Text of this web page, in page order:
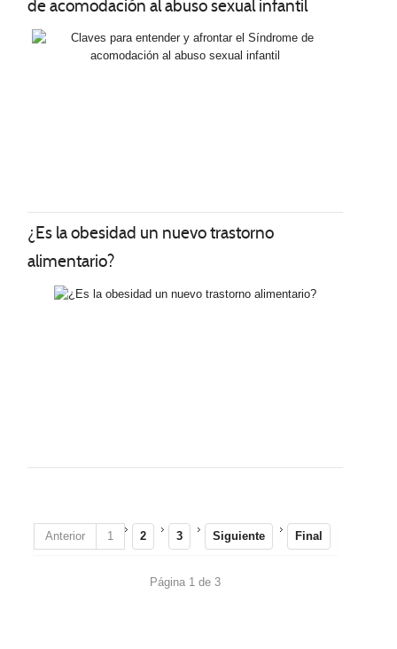
de acomodación al abuso sexual infantil
¿Es la obesidad un nuevo trastorno
alimentario?
Anterior 1 2 3 Siguiente Final
Página 1 de 3